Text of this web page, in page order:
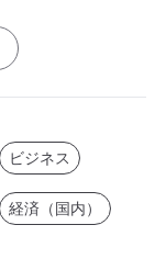
ビジネス
経済（国内）